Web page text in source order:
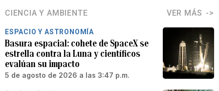
CIENCIA Y AMBIENTE VER MÁS
ESPACIO Y ASTRONOMÍA
Basura espacial: cohete de SpaceX se
estrella contra la Luna y científicos
evalúan su impacto
5 de agosto de 2026 a las 3:47 p.m.